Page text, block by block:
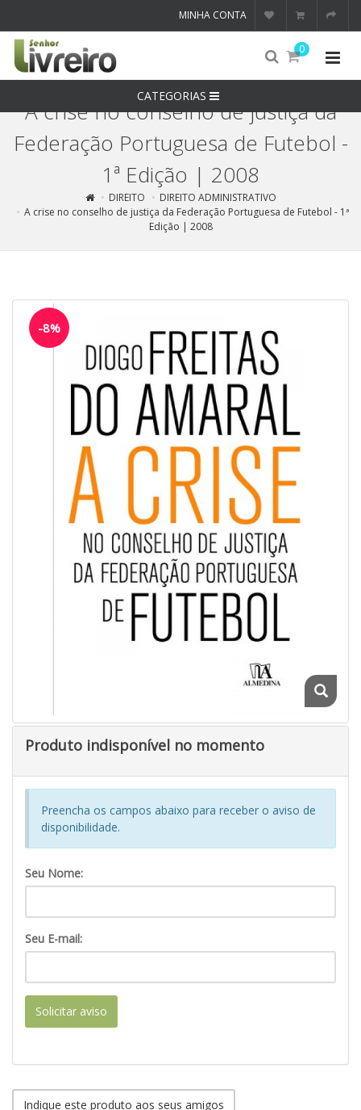
MINHA CONTA
0
CATEGORIAS
A crise no conselho de justiça da
Federação Portuguesa de Futebol -
1ª Edição | 2008
DIREITO
DIREITO ADMINISTRATIVO
A crise no conselho de justiça da Federação Portuguesa de Futebol - 1ª
Edição | 2008
-8%
Produto indisponível no momento
Preencha os campos abaixo para receber o aviso de
disponibilidade.
Seu Nome:
Seu E-mail:
Solicitar aviso
Indique este produto aos seus amigos